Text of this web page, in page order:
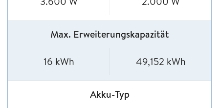
Max. Erweiterungskapazität
16 kWh 49,152 kWh
Akku-Typ